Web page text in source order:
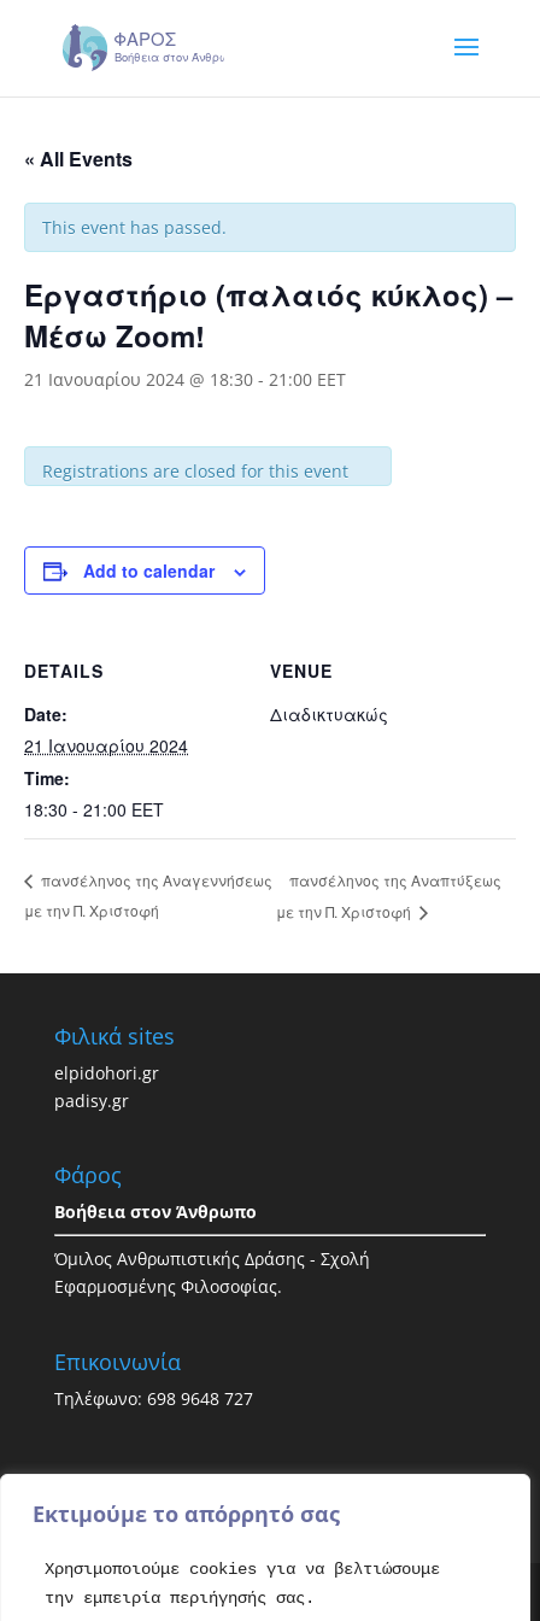
Εκτιμούμε το απόρρητό σας
Χρησιμοποιούμε cookies για να βελτιώσουμε
την εμπειρία περιήγησής σας.
« All Events
This event has passed.
Εργαστήριο (παλαιός κύκλος) –
Μέσω Zoom!
21 Ιανουαρίου 2024 @ 18:30 - 21:00 EET
Registrations are closed for this event
Add to calendar
DETAILS
Date:
21 Ιανουαρίου 2024
Time:
18:30 - 21:00 EET
VENUE
Διαδικτυακώς
πανσέληνος της Αναγεννήσεως
με την Π. Χριστοφή
πανσέληνος της Αναπτύξεως
με την Π. Χριστοφή
Φιλικά sites
elpidohori.gr
padisy.gr
Φάρος
Βοήθεια στον Άνθρωπο
Όμιλος Ανθρωπιστικής Δράσης - Σχολή
Εφαρμοσμένης Φιλοσοφίας.
Επικοινωνία
Τηλέφωνο: 698 9648 727